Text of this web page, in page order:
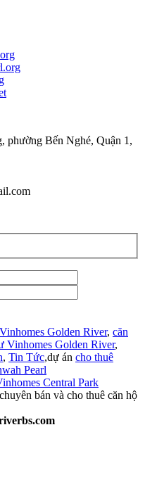
phường Bến Nghé, Quận 1,
Golden River, căn
Vinhomes Golden River,
, Tin Tức,dự án cho thuê
Pearl
Central Park
bán và cho thuê căn hộ